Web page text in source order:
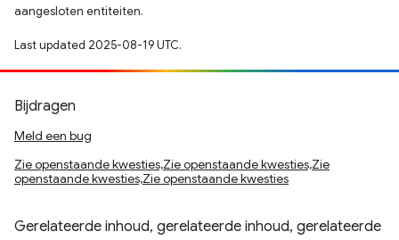
aangesloten entiteiten.
Last updated 2025-08-19 UTC.
Bijdragen
Meld een bug
Zie openstaande kwesties,Zie openstaande kwesties,Zie
openstaande kwesties,Zie openstaande kwesties
Gerelateerde inhoud, gerelateerde inhoud, gerelateerde